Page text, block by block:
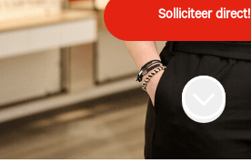
Solliciteer direct!